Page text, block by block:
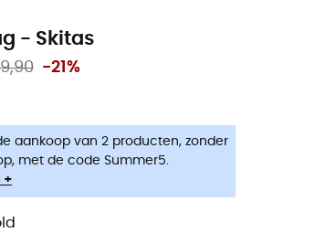
- Skitas
-21%
aankoop van 2 producten, zonder
met de code Summer5.
+